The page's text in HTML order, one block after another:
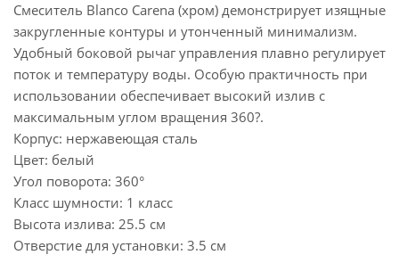
Смеситель Blanco Carena (хром) демонстрирует изящные
закругленные контуры и утонченный минимализм.
Удобный боковой рычаг управления плавно регулирует
поток и температуру воды. Особую практичность при
использовании обеспечивает высокий излив с
максимальным углом вращения 360?.
Корпус: нержавеющая сталь
Цвет: белый
Угол поворота: 360°
Класс шумности: 1 класс
Высота излива: 25.5 см
Отверстие для установки: 3.5 см